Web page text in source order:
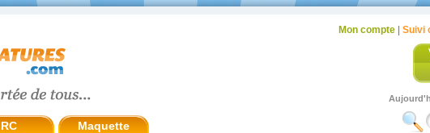
RC Maquette
Mon compte| Suivi